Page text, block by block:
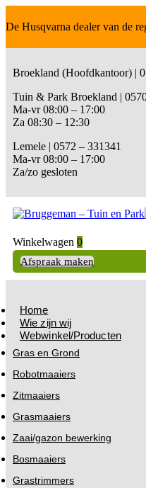
De Husqvarna dealer van de
Broekland (Hoofdkantoor) |
Tuin & Park Broekland |
Ma-vr 08:00 – 17:00
Za 08:30 – 12:30
Lemele | 0572 – 331341
Ma-vr 08:00 – 17:00
Za/zo gesloten
Winkelwagen 0
Afspraak maken
Home
Wie zijn wij
Webwinkel/Producten
Gras en Grond
Robotmaaiers
Zitmaaiers
Grasmaaiers
Zaai/gazon bewerking
Bosmaaiers
Grastrimmers